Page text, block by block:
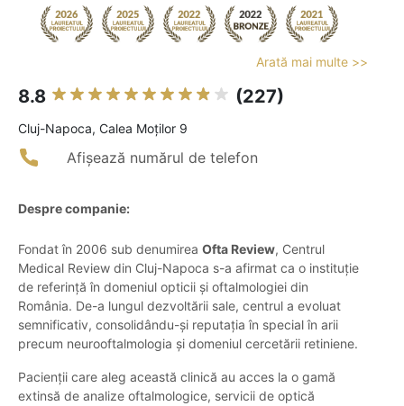
Arată mai multe >>
8.8 (227)
Cluj-Napoca, Calea Moților 9
Afișează numărul de telefon
Despre companie:
Fondat în 2006 sub denumirea Ofta Review, Centrul
Medical Review din Cluj-Napoca s-a afirmat ca o instituție
de referință în domeniul opticii și oftalmologiei din
România. De-a lungul dezvoltării sale, centrul a evoluat
semnificativ, consolidându-și reputația în special în arii
precum neurooftalmologia și domeniul cercetării retiniene.
Pacienții care aleg această clinică au acces la o gamă
extinsă de analize oftalmologice, servicii de optică